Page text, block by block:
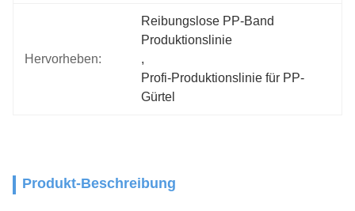
Hervorheben:
Reibungslose PP-Band
Produktionslinie
,
Profi-Produktionslinie für PP-
Gürtel
Produkt-Beschreibung